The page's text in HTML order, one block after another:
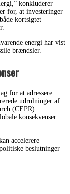
konkluderer
for, at investeringer
kortsigtet
energi har vist
brændsler.
for at adressere
udrulninger af
(CEPR)
konsekvenser
accelerere
beslutninger